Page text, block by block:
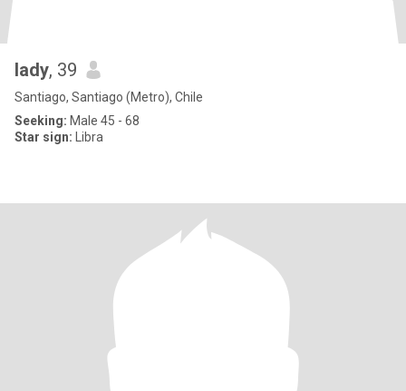
lady, 39
Santiago, Santiago (Metro), Chile
Seeking: Male 45 - 68
Star sign: Libra